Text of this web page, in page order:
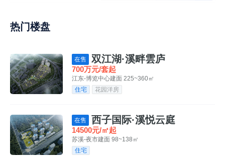
热门楼盘
在售 双江湖·溪畔雲庐
700万元/套起
江东-博览中心建面 225~360㎡
住宅
花园洋房
在售 西子国际·溪悦云庭
14500元/㎡起
苏溪-夜市建面 98~138㎡
住宅